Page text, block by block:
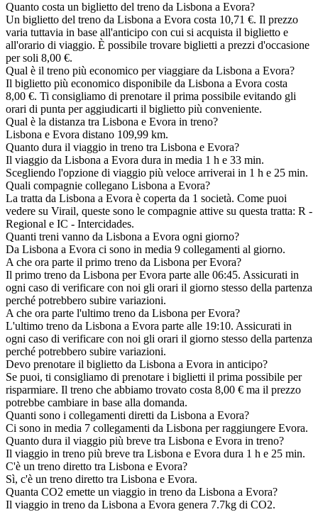
Quanto costa un biglietto del treno da Lisbona a Evora?
Un biglietto del treno da Lisbona a Evora costa 10,71 €. Il prezzo
varia tuttavia in base all'anticipo con cui si acquista il biglietto e
all'orario di viaggio. È possibile trovare biglietti a prezzi d'occasione
per soli 8,00 €.
Qual è il treno più economico per viaggiare da Lisbona a Evora?
Il biglietto più economico disponibile da Lisbona a Evora costa
8,00 €. Ti consigliamo di prenotare il prima possibile evitando gli
orari di punta per aggiudicarti il biglietto più conveniente.
Qual è la distanza tra Lisbona e Evora in treno?
Lisbona e Evora distano 109,99 km.
Quanto dura il viaggio in treno tra Lisbona e Evora?
Il viaggio da Lisbona a Evora dura in media 1 h e 33 min.
Scegliendo l'opzione di viaggio più veloce arriverai in 1 h e 25 min.
Quali compagnie collegano Lisbona a Evora?
La tratta da Lisbona a Evora è coperta da 1 società. Come puoi
vedere su Virail, queste sono le compagnie attive su questa tratta: R -
Regional e IC - Intercidades.
Quanti treni vanno da Lisbona a Evora ogni giorno?
Da Lisbona a Evora ci sono in media 9 collegamenti al giorno.
A che ora parte il primo treno da Lisbona per Evora?
Il primo treno da Lisbona per Evora parte alle 06:45. Assicurati in
ogni caso di verificare con noi gli orari il giorno stesso della partenza
perché potrebbero subire variazioni.
A che ora parte l'ultimo treno da Lisbona per Evora?
L'ultimo treno da Lisbona a Evora parte alle 19:10. Assicurati in
ogni caso di verificare con noi gli orari il giorno stesso della partenza
perché potrebbero subire variazioni.
Devo prenotare il biglietto da Lisbona a Evora in anticipo?
Se puoi, ti consigliamo di prenotare i biglietti il prima possibile per
risparmiare. Il treno che abbiamo trovato costa 8,00 € ma il prezzo
potrebbe cambiare in base alla domanda.
Quanti sono i collegamenti diretti da Lisbona a Evora?
Ci sono in media 7 collegamenti da Lisbona per raggiungere Evora.
Quanto dura il viaggio più breve tra Lisbona e Evora in treno?
Il viaggio in treno più breve tra Lisbona e Evora dura 1 h e 25 min.
C'è un treno diretto tra Lisbona e Evora?
Sì, c'è un treno diretto tra Lisbona e Evora.
Quanta CO2 emette un viaggio in treno da Lisbona a Evora?
Il viaggio in treno da Lisbona a Evora genera 7.7kg di CO2.